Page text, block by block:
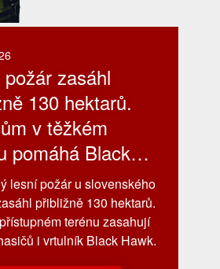
zasáhl
130 hektarů.
v těžkém
pomáhá Black
lesní požár u slovenského
přibližně 130 hektarů.
terénu zasahují
i vrtulník Black Hawk.